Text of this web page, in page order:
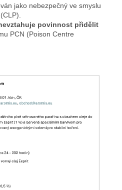
jako nebezpečný ve smyslu
povinnost přidělit
PCN (Poison Centre